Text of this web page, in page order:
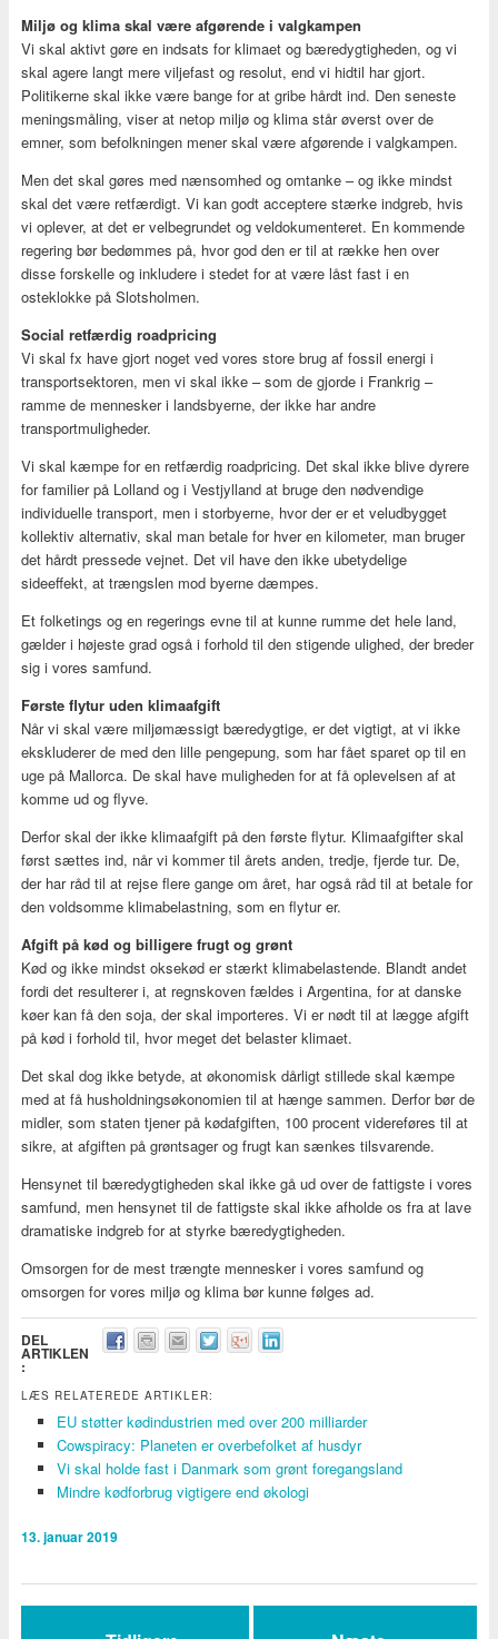
Miljø og klima skal være afgørende i valgkampen
Vi skal aktivt gøre en indsats for klimaet og bæredygtigheden, og vi
skal agere langt mere viljefast og resolut, end vi hidtil har gjort.
Politikerne skal ikke være bange for at gribe hårdt ind. Den seneste
meningsmåling, viser at netop miljø og klima står øverst over de
emner, som befolkningen mener skal være afgørende i valgkampen.
Men det skal gøres med nænsomhed og omtanke – og ikke mindst
skal det være retfærdigt. Vi kan godt acceptere stærke indgreb, hvis
vi oplever, at det er velbegrundet og veldokumenteret. En kommende
regering bør bedømmes på, hvor god den er til at række hen over
disse forskelle og inkludere i stedet for at være låst fast i en
osteklokke på Slotsholmen.
Social retfærdig roadpricing
Vi skal fx have gjort noget ved vores store brug af fossil energi i
transportsektoren, men vi skal ikke – som de gjorde i Frankrig –
ramme de mennesker i landsbyerne, der ikke har andre
transportmuligheder.
Vi skal kæmpe for en retfærdig roadpricing. Det skal ikke blive dyrere
for familier på Lolland og i Vestjylland at bruge den nødvendige
individuelle transport, men i storbyerne, hvor der er et veludbygget
kollektiv alternativ, skal man betale for hver en kilometer, man bruger
det hårdt pressede vejnet. Det vil have den ikke ubetydelige
sideeffekt, at trængslen mod byerne dæmpes.
Et folketings og en regerings evne til at kunne rumme det hele land,
gælder i højeste grad også i forhold til den stigende ulighed, der breder
sig i vores samfund.
Første flytur uden klimaafgift
Når vi skal være miljømæssigt bæredygtige, er det vigtigt, at vi ikke
ekskluderer de med den lille pengepung, som har fået sparet op til en
uge på Mallorca. De skal have muligheden for at få oplevelsen af at
komme ud og flyve.
Derfor skal der ikke klimaafgift på den første flytur. Klimaafgifter skal
først sættes ind, når vi kommer til årets anden, tredje, fjerde tur. De,
der har råd til at rejse flere gange om året, har også råd til at betale for
den voldsomme klimabelastning, som en flytur er.
Afgift på kød og billigere frugt og grønt
Kød og ikke mindst oksekød er stærkt klimabelastende. Blandt andet
fordi det resulterer i, at regnskoven fældes i Argentina, for at danske
køer kan få den soja, der skal importeres. Vi er nødt til at lægge afgift
på kød i forhold til, hvor meget det belaster klimaet.
Det skal dog ikke betyde, at økonomisk dårligt stillede skal kæmpe
med at få husholdningsøkonomien til at hænge sammen. Derfor bør de
midler, som staten tjener på kødafgiften, 100 procent videreføres til at
sikre, at afgiften på grøntsager og frugt kan sænkes tilsvarende.
Hensynet til bæredygtigheden skal ikke gå ud over de fattigste i vores
samfund, men hensynet til de fattigste skal ikke afholde os fra at lave
dramatiske indgreb for at styrke bæredygtigheden.
Omsorgen for de mest trængte mennesker i vores samfund og
omsorgen for vores miljø og klima bør kunne følges ad.
DEL
ARTIKLEN
:
LÆS RELATEREDE ARTIKLER:
EU støtter kødindustrien med over 200 milliarder
Cowspiracy: Planeten er overbefolket af husdyr
Vi skal holde fast i Danmark som grønt foregangsland
Mindre kødforbrug vigtigere end økologi
13. januar 2019